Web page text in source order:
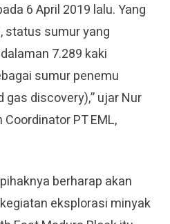
6 April 2019 lalu. Yang
status sumur yang
7.289 kaki
sumur penemu
gas discovery),” ujar Nur
PT EML,
berharap akan
eksplorasi minyak